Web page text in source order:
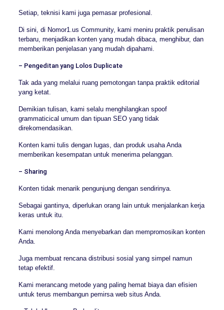
Setiap, teknisi kami juga pemasar profesional.
Di sini, di Nomor1.us Community, kami meniru praktik penulisan
terbaru, menjadikan konten yang mudah dibaca, menghibur, dan
memberikan penjelasan yang mudah dipahami.
– Pengeditan yang Lolos Duplicate
Tak ada yang melalui ruang pemotongan tanpa praktik editorial
yang ketat.
Demikian tulisan, kami selalu menghilangkan spoof
grammaticical umum dan tipuan SEO yang tidak
direkomendasikan.
Konten kami tulis dengan lugas, dan produk usaha Anda
memberikan kesempatan untuk menerima pelanggan.
– Sharing
Konten tidak menarik pengunjung dengan sendirinya.
Sebagai gantinya, diperlukan orang lain untuk menjalankan kerja
keras untuk itu.
Kami menolong Anda menyebarkan dan mempromosikan konten
Anda.
Juga membuat rencana distribusi sosial yang simpel namun
tetap efektif.
Kami merancang metode yang paling hemat biaya dan efisien
untuk terus membangun pemirsa web situs Anda.